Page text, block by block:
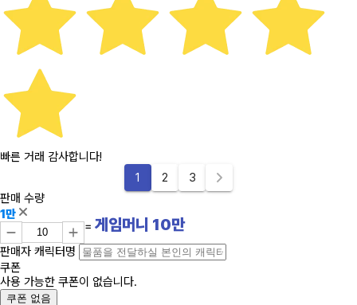
빠른 거래 감사합니다!
1
2
3
판매 수량
1만
= 게임머니 10만
판매자 캐릭터명
쿠폰
사용 가능한 쿠폰이 없습니다.
쿠폰 없음